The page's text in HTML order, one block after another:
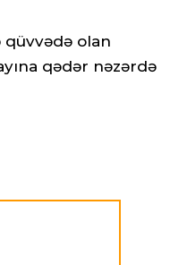
qüvvədə olan
qədər nəzərdə